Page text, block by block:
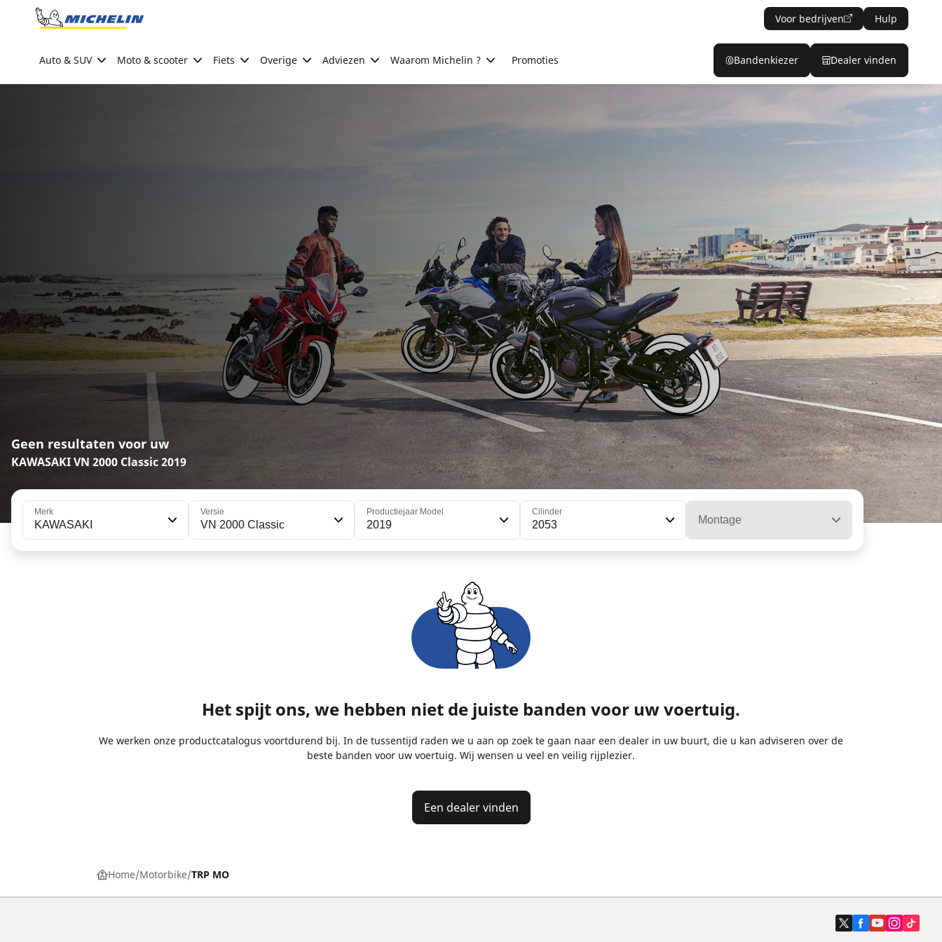
Go to page content
Voor bedrijven Hulp
Auto & SUV Moto & scooter Fiets Overige Adviezen Waarom Michelin ? Promoties Bandenkiezer Dealer vinden
Geen resultaten voor uw
KAWASAKI VN 2000 Classic 2019
Merk
KAWASAKI
Versie
VN 2000 Classic
Productiejaar Model
2019
Cilinder
2053 Montage
Het spijt ons, we hebben niet de juiste banden voor uw voertuig.
We werken onze productcatalogus voortdurend bij. In de tussentijd raden we u aan op zoek te gaan naar een dealer in uw buurt, die u kan adviseren over de
beste banden voor uw voertuig. Wij wensen u veel en veilig rijplezier.
Een dealer vinden
Home Motorbike TRP MO